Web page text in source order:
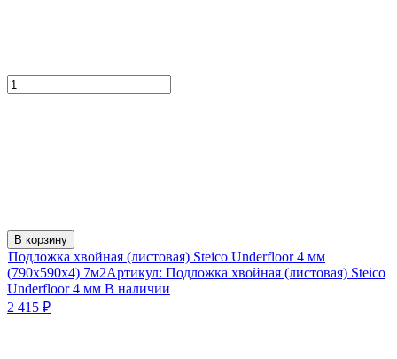
В корзину
Подложка хвойная (листовая) Steico Underfloor 4 мм
(790x590x4) 7м2Артикул: Подложка хвойная (листовая) Steico
Underfloor 4 мм В наличии
2 415 ₽